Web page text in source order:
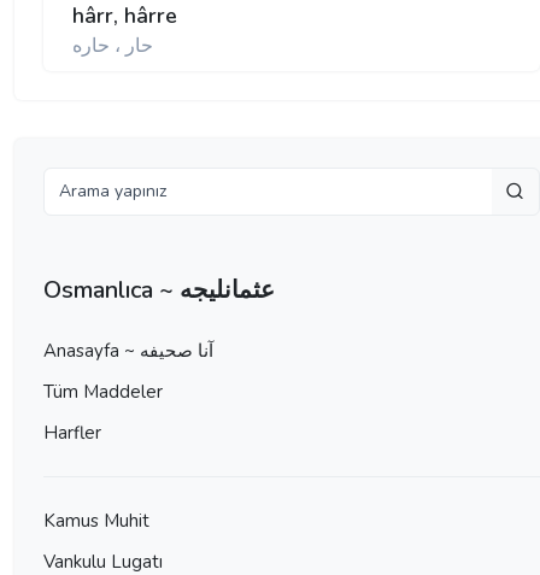
hârr, hârre
حار ، حاره
Osmanlıca ~ عثمانليجه
Anasayfa ~ آنا صحيفه
Tüm Maddeler
Harfler
Kamus Muhit
Vankulu Lugatı